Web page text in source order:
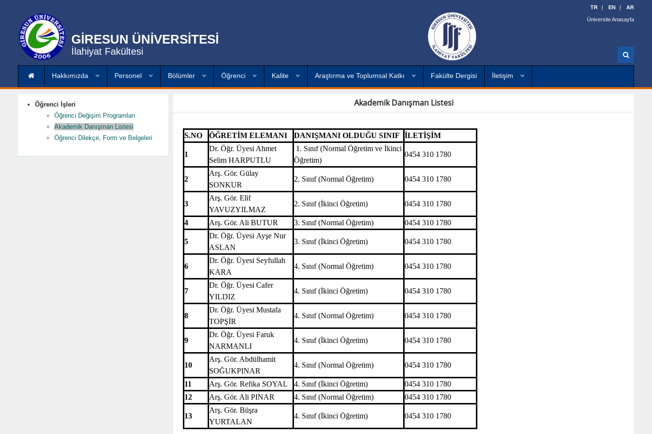
GİRESUN ÜNİVERSİTESİ
İlahiyat Fakültesi
TR EN AR
Üniversite Anasayfa
r
Hakkımızda Personel Bölümler Öğrenci Kalite Araştırma ve Toplumsal Katkı Fakülte Dergisi İletişim
Öğrenci İşleri
Öğrenci Değişim Programları
Akademik Danışman Listesi
Öğrenci Dilekçe, Form ve Belgeleri
Akademik Danışman Listesi
S.NO ÖĞRETİM ELEMANI DANIŞMANI OLDUĞU SINIF İLETİŞİM
1
Dr. Öğr. Üyesi Ahmet
Selim HARPUTLU
1. Sınıf (Normal Öğretim ve İkinci
Öğretim)
0454 310 1780
2
Arş. Gör. Gülay
SONKUR
2. Sınıf (Normal Öğretim) 0454 310 1780
3
Arş. Gör. Elif
YAVUZYILMAZ
2. Sınıf (İkinci Öğretim) 0454 310 1780
4 Arş. Gör. Ali BUTUR 3. Sınıf (Normal Öğretim) 0454 310 1780
5
Dr. Öğr. Üyesi Ayşe Nur
ASLAN
3. Sınıf (İkinci Öğretim) 0454 310 1780
6
Dr. Öğr. Üyesi Seyfullah
KARA
4. Sınıf (Normal Öğretim) 0454 310 1780
7
Dr. Öğr. Üyesi Cafer
YILDIZ
4. Sınıf (İkinci Öğretim) 0454 310 1780
8
Dr. Öğr. Üyesi Mustafa
TOPŞİR
4. Sınıf (Normal Öğretim) 0454 310 1780
9
Dr. Öğr. Üyesi Faruk
NARMANLI
4. Sınıf (İkinci Öğretim) 0454 310 1780
10
Arş. Gör. Abdülhamit
SOĞUKPINAR
4. Sınıf (Normal Öğretim) 0454 310 1780
11 Arş. Gör. Refika SOYAL 4. Sınıf (İkinci Öğretim)
0454 310 1780
12
Arş. Gör. Ali PINAR 4. Sınıf (Normal Öğretim) 0454 310 1780
13
Arş. Gör. Büşra
YURTALAN
4. Sınıf (İkinci Öğretim) 0454 310 1780